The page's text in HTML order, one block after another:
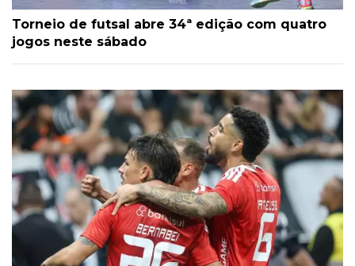
Torneio de futsal abre 34ª edição com quatro
jogos neste sábado